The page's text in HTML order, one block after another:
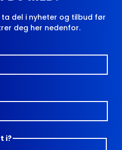
del i nyheter og tilbud før
deg her nedenfor.
i?